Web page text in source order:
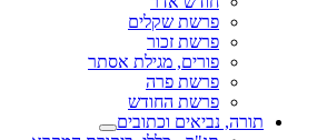
פרשת שקלים
פרשת זכור
פורים, מגילת אסתר
פרשת פרה
פרשת החודש
תורה, נביאים וכתובים